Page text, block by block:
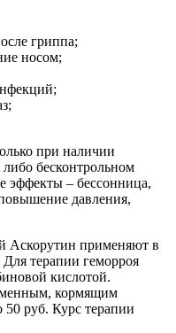
гриппа;
носом;
при наличии
бесконтрольном
эффекты – бессонница,
давления,
Аскорутин применяют в
терапии геморроя
кислотой.
кормящим
руб. Курс терапии